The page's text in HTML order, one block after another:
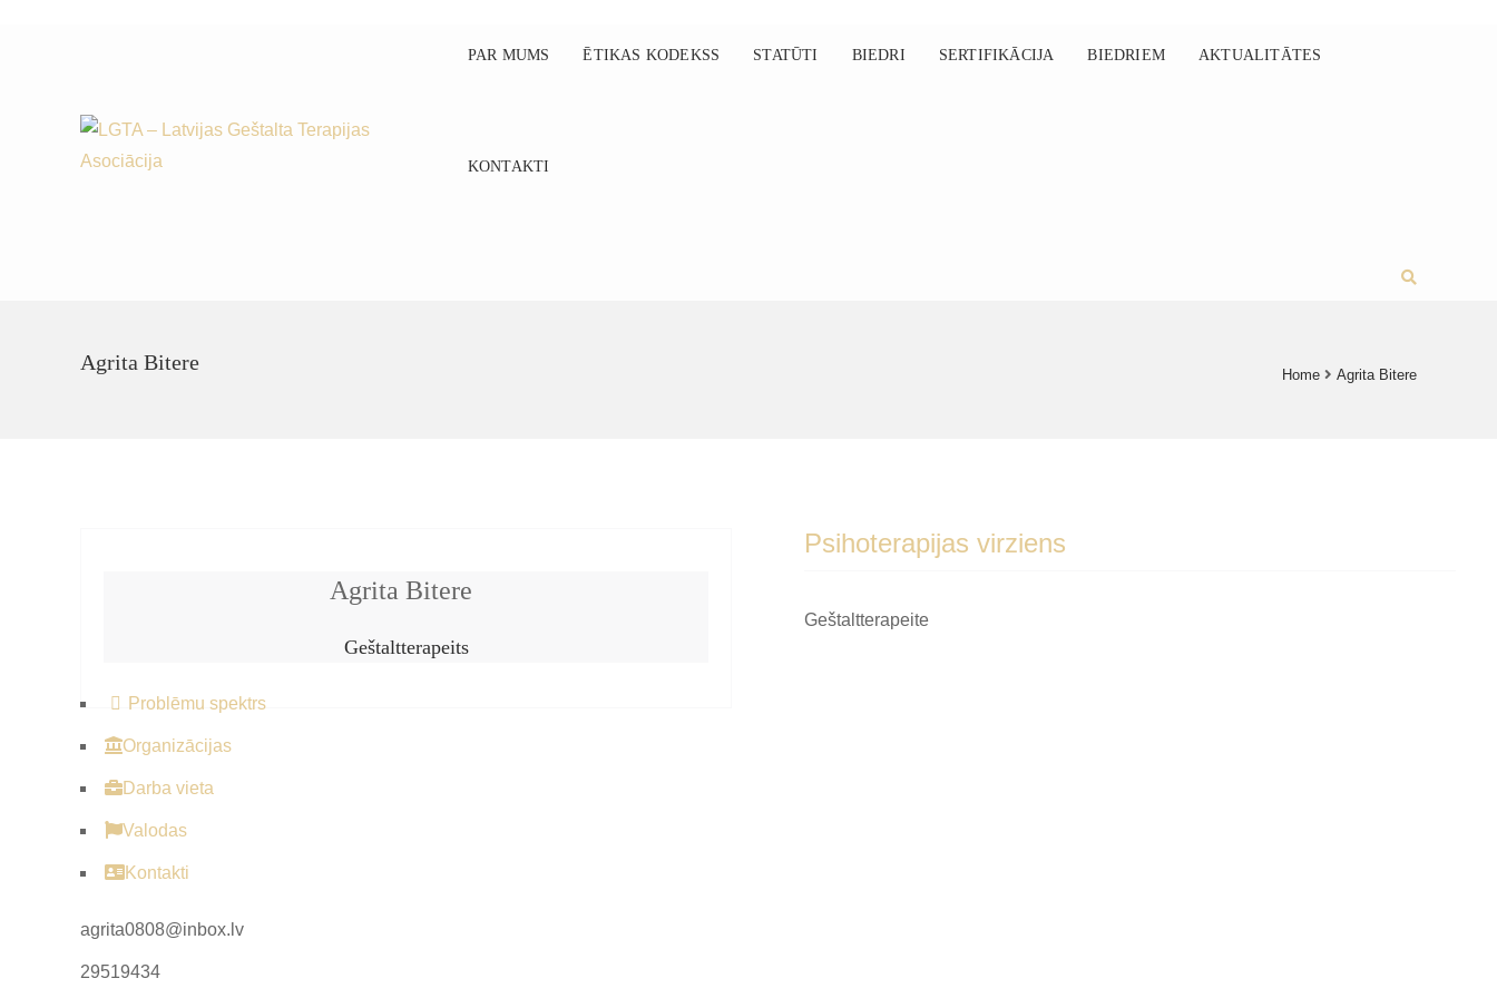
PAR MUMS ĒTIKAS KODEKSS STATŪTI BIEDRI SERTIFIKĀCIJA BIEDRIEM AKTUALITĀTES
KONTAKTI
Agrita Bitere
Home Agrita Bitere
Agrita Bitere
​Geštaltterapeits
Psihoterapijas virziens
Geštaltterapeite
Problēmu spektrs
Organizācijas
Darba vieta
Valodas
Kontakti
agrita0808@inbox.lv
29519434